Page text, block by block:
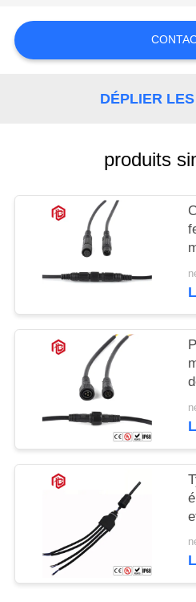
PRIVACY
DÉPLIER
produits